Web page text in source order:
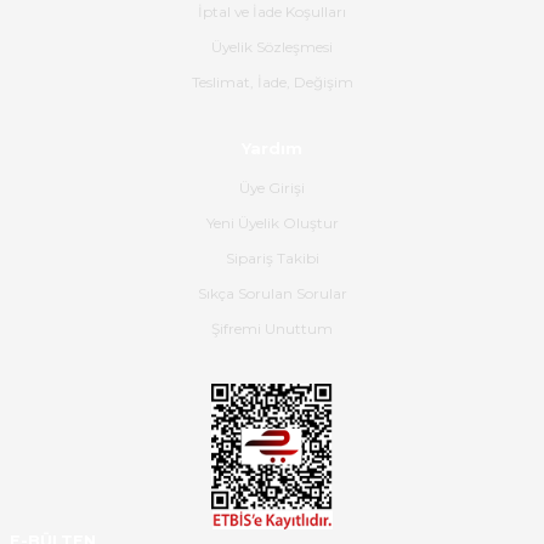
olmuş, tam istediğim gibi. Ayrıca
satış personeline de güzel ve
Ürün iki gün içinde elime
hassasiyetleri ve Ürünün kalitesi
İptal ve İade Koşulları
Üyelik Sözleşmesi
Teslimat, İade, Değişim
Üye Girişi
Yeni Üyelik Oluştur
Sipariş Takibi
Sıkça Sorulan Sorular
Şifremi Unuttum